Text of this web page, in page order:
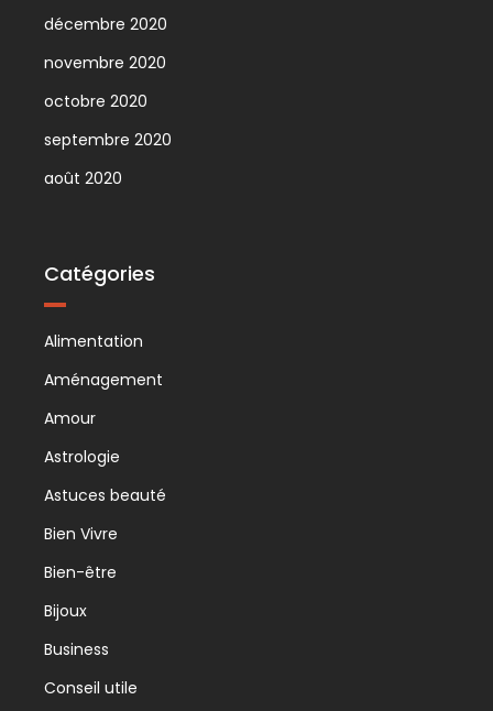
décembre 2020
novembre 2020
octobre 2020
septembre 2020
août 2020
Catégories
Alimentation
Aménagement
Amour
Astrologie
Astuces beauté
Bien Vivre
Bien-être
Bijoux
Business
Conseil utile